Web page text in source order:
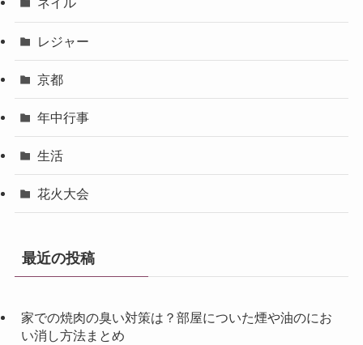
レジャー
京都
年中行事
生活
花火大会
最近の投稿
家での焼肉の臭い対策は？部屋についた煙や油のにお
い消し方法まとめ